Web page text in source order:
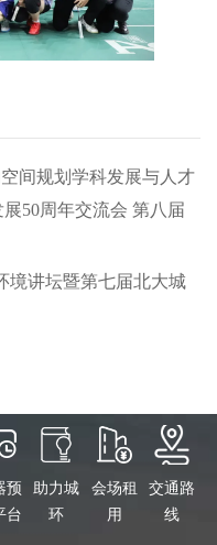
间规划学科发展与人才
50周年交流会 第八届
境讲坛暨第七届北大城
预
台
助力城
环
会场租
用
交通路
线